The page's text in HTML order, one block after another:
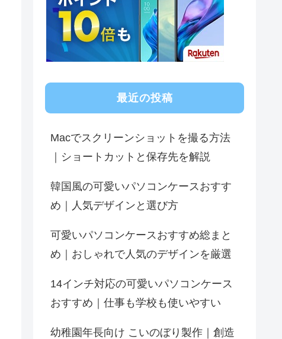
最近の投稿
Macでスクリーンショットを撮る方法
｜ショートカットと保存先を解説
韓国風の可愛いパソコンケースおすす
め｜人気デザインと選び方
可愛いパソコンケースおすすめ総まと
め｜おしゃれで人気のデザインを厳選
14インチ対応の可愛いパソコンケース
おすすめ｜仕事も学校も使いやすい
幼稚園年長向け こいのぼり製作｜創造